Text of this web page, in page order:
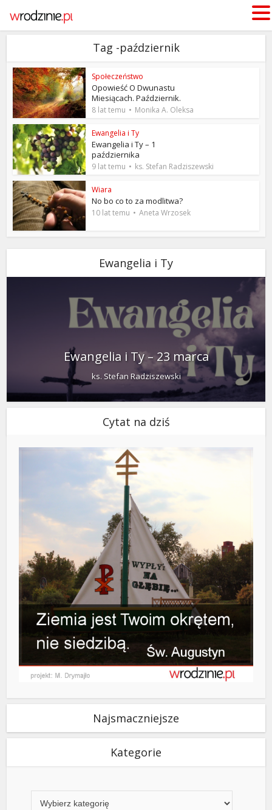
Tag -październik
Społeczeństwo
Opowieść O Dwunastu
Miesiącach. Październik.
8 lat temu Monika A. Oleksa
Ewangelia i Ty
Ewangelia i Ty – 1
października
9 lat temu ks. Stefan Radziszewski
Wiara
No bo co to za modlitwa?
10 lat temu Aneta Wrzosek
Ewangelia i Ty
Ewangelia i Ty – 23 marca
ks. Stefan Radziszewski
Cytat na dziś
Najsmaczniejsze
Kategorie